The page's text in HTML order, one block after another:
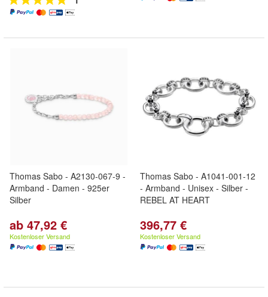
Thomas Sabo - A2130-067-9 -
Armband - Damen - 925er
Silber
ab 47,92 €
Kostenloser Versand
Thomas Sabo - A1041-001-12
- Armband - Unisex - Silber -
REBEL AT HEART
396,77 €
Kostenloser Versand